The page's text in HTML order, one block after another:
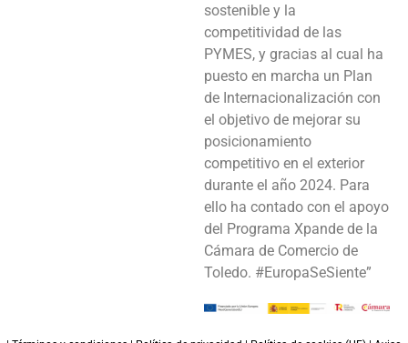
sostenible y la
competitividad de las
PYMES, y gracias al cual ha
puesto en marcha un Plan
de Internacionalización con
el objetivo de mejorar su
posicionamiento
competitivo en el exterior
durante el año 2024. Para
ello ha contado con el apoyo
del Programa Xpande de la
Cámara de Comercio de
Toledo. #EuropaSeSiente”